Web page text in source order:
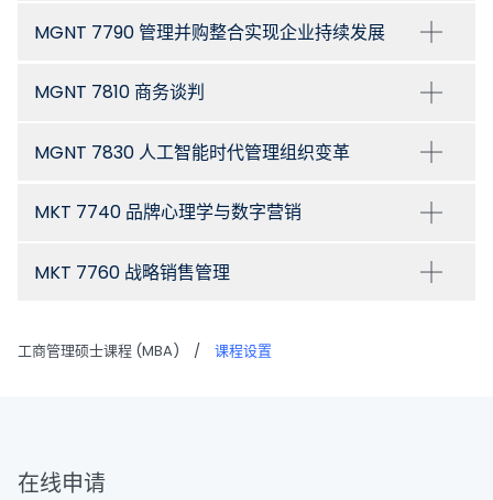
MGNT 7790 管理并购整合实现企业持续发展
MGNT 7810 商务谈判
MGNT 7830 人工智能时代管理组织变革
MKT 7740 品牌心理学与数字营销
MKT 7760 战略销售管理
工商管理硕士课程 (MBA) / 课程设置
在线申请